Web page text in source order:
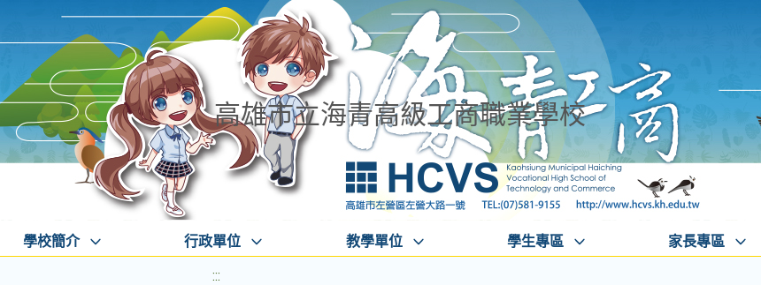
高雄市立海青高級工商職業學校
學校簡介 行政單位 教學單位 學生專區 家長專區
:::